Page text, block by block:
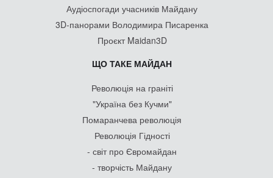
Аудіоспогади учасників Майдану
3D-панорами Володимира Писаренка
Проєкт Maidan3D
ЩО ТАКЕ МАЙДАН
Революція на граніті
"Україна без Кучми"
Помаранчева революція
Революція Гідності
- світ про Євромайдан
- творчість Майдану